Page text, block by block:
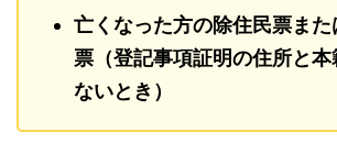
亡くなった方の除住民票ま
票（登記事項証明の住所と本
ないとき）